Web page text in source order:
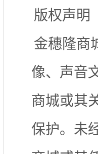
版权声明
金穗隆商
像、声音
商城或其
保护。未